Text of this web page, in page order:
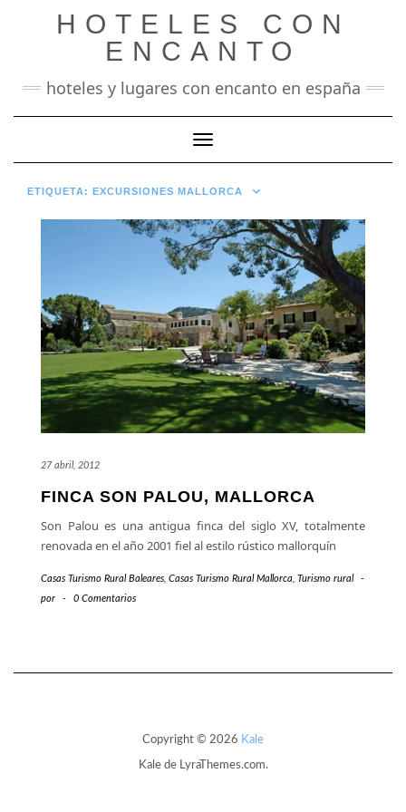
HOTELES CON
ENCANTO
hoteles y lugares con encanto en españa
Cambiar modo de navegación
ETIQUETA: EXCURSIONES MALLORCA
27 abril, 2012
FINCA SON PALOU, MALLORCA
Son Palou es una antigua finca del siglo XV, totalmente
renovada en el año 2001 fiel al estilo rústico mallorquín
Casas Turismo Rural Baleares, Casas Turismo Rural Mallorca, Turismo rural
-
por
- 0 Comentarios
Copyright © 2026 Kale
Kalede LyraThemes.com.